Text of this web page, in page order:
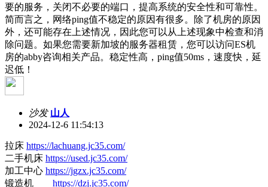
要的服务，关闭不必要的端口，提高系统的安全性和可靠性。
简而言之，网络ping值不稳定的原因有很多。除了机房的原因
外，还可能存在上述情况，因此您可以从上述现象中检查和消
除问题。如果您需要新加坡的服务器租赁，您可以访问ES机
房的abby咨询相关产品。稳定性高，ping值50ms，速度快，延
迟低！
沙发 山人
2024-12-6 11:54:13
拉床 https://lachuang.jc35.com/
二手机床 https://used.jc35.com/
加工中心 https://jgzx.jc35.com/
锻造机 https://dzj.jc35.com/